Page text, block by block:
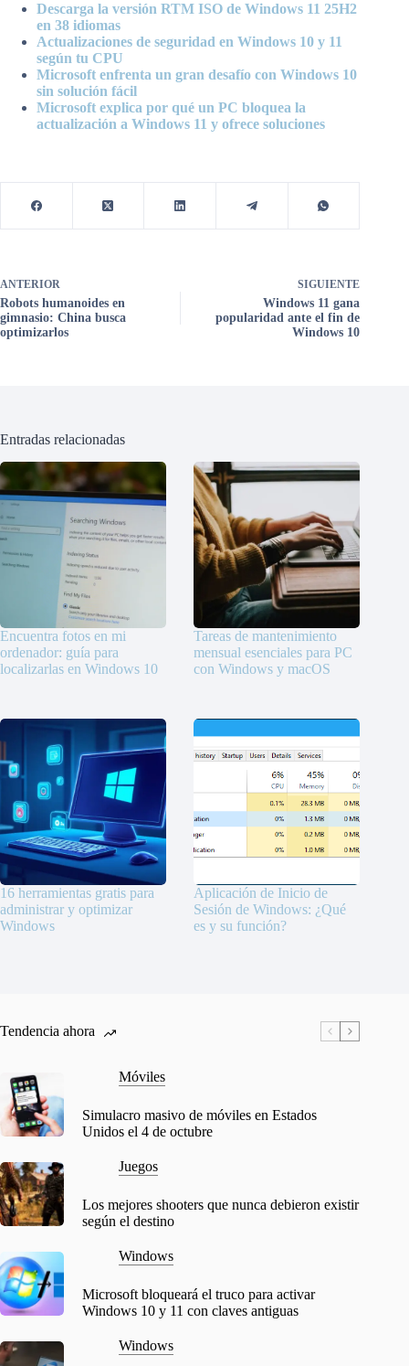
Descarga la versión RTM ISO de Windows 11 25H2
en 38 idiomas
Actualizaciones de seguridad en Windows 10 y 11
según tu CPU
Microsoft enfrenta un gran desafío con Windows 10
sin solución fácil
Microsoft explica por qué un PC bloquea la
actualización a Windows 11 y ofrece soluciones
ANTERIOR
Robots humanoides en
gimnasio: China busca
optimizarlos
SIGUIENTE
Windows 11 gana
popularidad ante el fin de
Windows 10
Entradas relacionadas
Encuentra fotos en mi
ordenador: guía para
localizarlas en Windows 10
Tareas de mantenimiento
mensual esenciales para PC
con Windows y macOS
16 herramientas gratis para
administrar y optimizar
Windows
Aplicación de Inicio de
Sesión de Windows: ¿Qué
es y su función?
Tendencia ahora
Móviles
Simulacro masivo de móviles en Estados
Unidos el 4 de octubre
Juegos
Los mejores shooters que nunca debieron existir
según el destino
Windows
Microsoft bloqueará el truco para activar
Windows 10 y 11 con claves antiguas
Windows